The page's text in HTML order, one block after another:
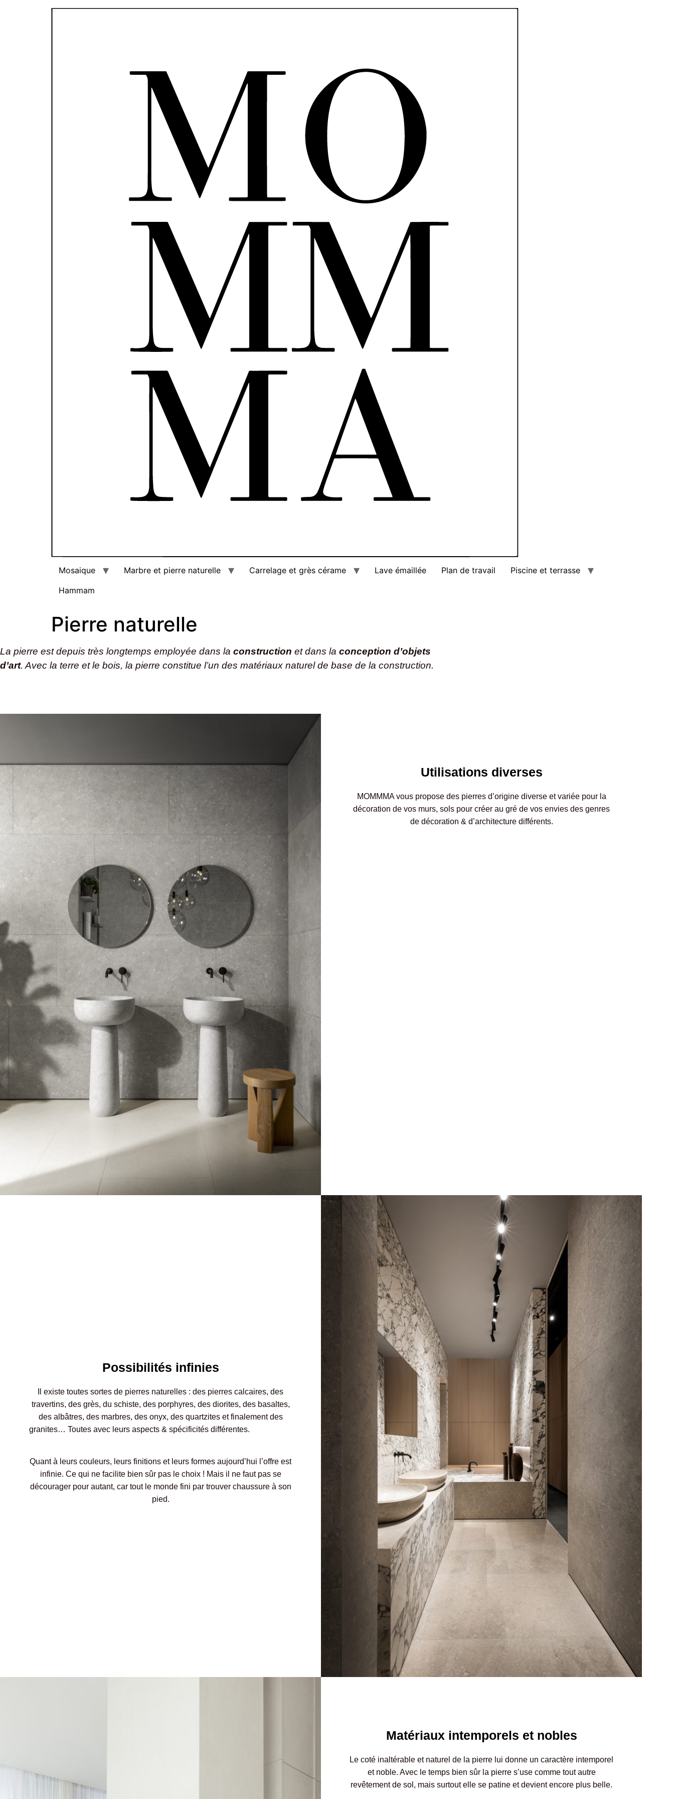
Mosaique Marbre et pierre naturelle Carrelage et grès cérame Lave émaillée Plan de travail
Piscine et terrasse
Hammam
Pierre naturelle
La pierre est depuis très longtemps employée dans la construction et dans la conception d’objets
d’art. Avec la terre et le bois, la pierre constitue l’un des matériaux naturel de base de la construction.
Utilisations diverses
MOMMMA vous propose des pierres d’origine diverse et variée pour la
décoration de vos murs, sols pour créer au gré de vos envies des genres
de décoration & d’architecture différents.
Possibilités infinies
Il existe toutes sortes de pierres naturelles : des pierres calcaires, des
travertins, des grès, du schiste, des porphyres, des diorites, des basaltes,
des albâtres, des marbres, des onyx, des quartzites et finalement des
granites… Toutes avec leurs aspects & spécificités différentes.
Quant à leurs couleurs, leurs finitions et leurs formes aujourd’hui l’offre est
infinie. Ce qui ne facilite bien sûr pas le choix ! Mais il ne faut pas se
décourager pour autant, car tout le monde fini par trouver chaussure à son
pied.
Matériaux intemporels et nobles
Le coté inaltérable et naturel de la pierre lui donne un caractère intemporel
et noble. Avec le temps bien sûr la pierre s’use comme tout autre
revêtement de sol, mais surtout elle se patine et devient encore plus belle.